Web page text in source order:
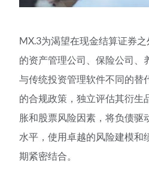
MX.3为渴望在现金结算证券
的资产管理公司、保险公司、
与传统投资管理软件不同的替
的合规政策，独立评估其衍生
胀和股票风险因素，将负债驱
水平，使用卓越的风险建模和
期紧密结合。